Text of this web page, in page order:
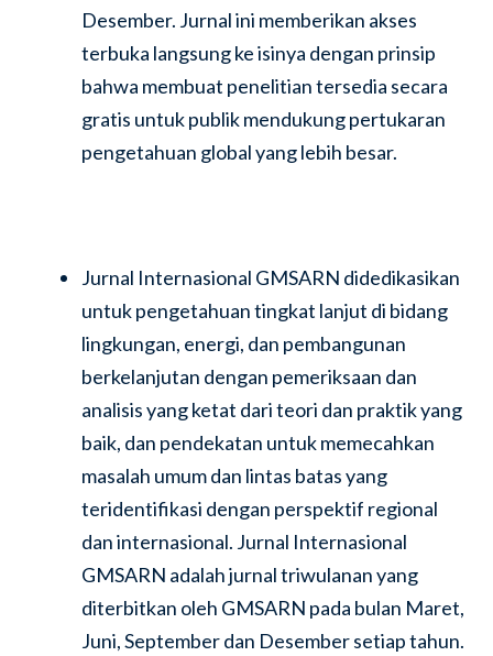
Desember. Jurnal ini memberikan akses
terbuka langsung ke isinya dengan prinsip
bahwa membuat penelitian tersedia secara
gratis untuk publik mendukung pertukaran
pengetahuan global yang lebih besar.
Jurnal Internasional GMSARN didedikasikan
untuk pengetahuan tingkat lanjut di bidang
lingkungan, energi, dan pembangunan
berkelanjutan dengan pemeriksaan dan
analisis yang ketat dari teori dan praktik yang
baik, dan pendekatan untuk memecahkan
masalah umum dan lintas batas yang
teridentifikasi dengan perspektif regional
dan internasional. Jurnal Internasional
GMSARN adalah jurnal triwulanan yang
diterbitkan oleh GMSARN pada bulan Maret,
Juni, September dan Desember setiap tahun.